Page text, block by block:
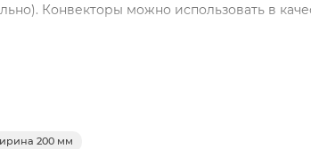
Конвекторы можно использовать в
200 мм